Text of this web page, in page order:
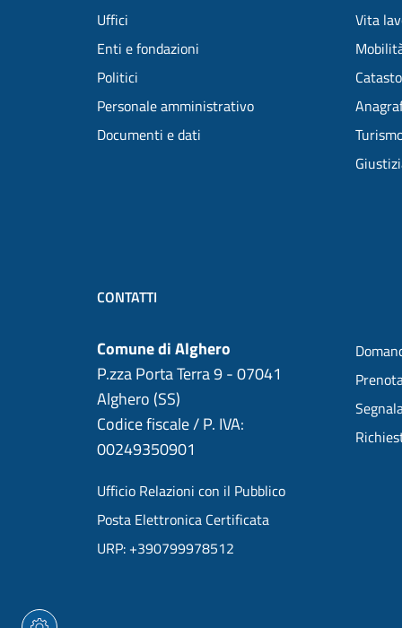
Uffici
Enti e fondazioni
Politici
Personale amministrativo
Documenti e dati
Vita
CONTATTI
Comune di Alghero
P.zza Porta Terra 9 - 07041
Alghero (SS)
Codice fiscale / P. IVA:
00249350901
Ufficio Relazioni con il Pubblico
Posta Elettronica Certificata
URP: +390799978512